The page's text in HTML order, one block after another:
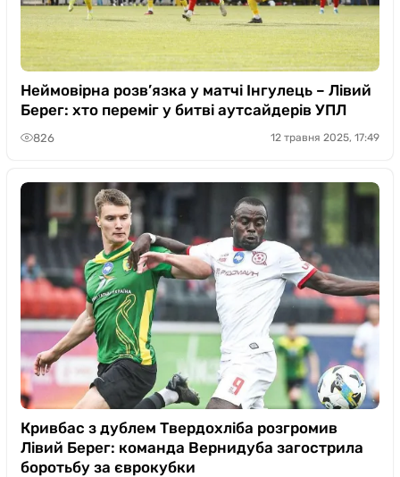
Неймовірна розв’язка у матчі Інгулець – Лівий
Берег: хто переміг у битві аутсайдерів УПЛ
826 12 травня 2025, 17:49
Кривбас з дублем Твердохліба розгромив
Лівий Берег: команда Вернидуба загострила
боротьбу за єврокубки